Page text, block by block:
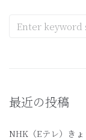
最近の投稿
NHK（Eテレ）き